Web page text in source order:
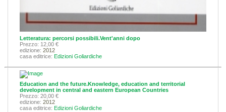
Letteratura: percorsi possibili.Vent'anni dopo
Prezzo: 12,00 €
edizione: 2012
casa editrice: Edizioni Goliardiche
Education and the future.Knowledge, education and territorial
development in central and eastern European Countries
Prezzo: 20,00 €
edizione: 2012
casa editrice: Edizioni Goliardiche